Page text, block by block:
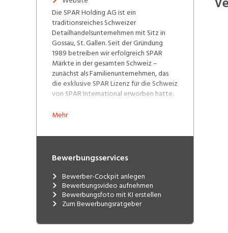
Die SPAR Holding AG ist ein
traditionsreiches Schweizer
Detailhandelsunternehmen mit Sitz in
Gossau, St. Gallen. Seit der Gründung
1989 betreiben wir erfolgreich SPAR
Märkte in der gesamten Schweiz –
zunächst als Familienunternehmen, das
die exklusive SPAR Lizenz für die Schweiz
von SPAR International erworben hatte.
Im Jahr 2016 erfolgte eine strategische
Partnerschaft mit der irischen BWG
übernahm. Die BWG Group ist Teil der
südafrikanischen SPAR Group, einem der
weltweit führenden
Einzelhandelsunternehmen.
2025 markiert ein neues Kapitel in unserer
Mehr
Bewerbungsservices
Bewerber-Cockpit anlegen
Bewerbungsvideo aufnehmen
Bewerbungsfoto mit KI erstellen
Zum Bewerbungsratgeber